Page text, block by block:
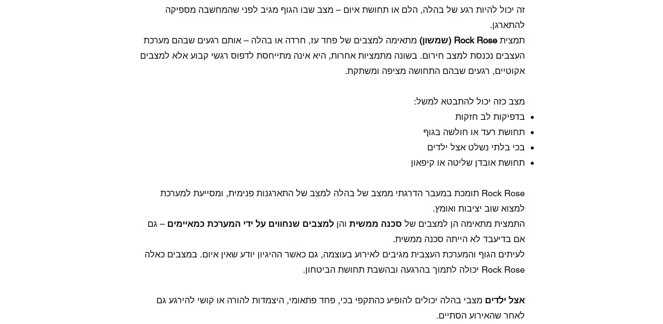
זה יכול להיות רגע של בהלה, הלם או תחושת איום – מצב שבו הגוף מגיב לפני שהמחשבה מספיקה
להתארגן.
תמצית Rock Rose (שמשון)
מתאימה למצבים של פחד עז, חרדה או בהלה – אותם רגעים שבהם מערכת
העצבים נכנסת למצב חירום. בשונה מתמציות אחרות, היא אינה מתייחסת לדפוס רגשי קבוע אלא למצבים
אקוטיים, רגעים שבהם התחושה מציפה ומשתקת.
מצב כזה יכול להתבטא למשל:
בדפיקות לב חזקות
תחושת רעד או חולשה בגוף
בכי בלתי נשלט אצל ילדים
תחושת אובדן שליטה או קיפאון
Rock Rose תומכת במעבר הדרגתי ממצב של בהלה למצב של התארגנות פנימית, ומסייעת למערכת
למצוא שוב יציבות ואומץ.
התמצית מתאימה הן למצבים של סכנה ממשית והן למצבים שנחווים על ידי המערכת כמאיימים – גם
אם בדיעבד לא הייתה סכנה ממשית.
לעיתים הגוף והמערכת העצבית מגיבים לאירוע בעוצמה, גם כאשר ההיגיון יודע שאין איום. במצבים כאלה
Rock Rose יכולה לתמוך בהרגעה ובהשבת תחושת הביטחון.
אצל ילדים מצבי בהלה יכולים להופיע כהתקפי בכי, פחד פתאומי, היצמדות להורה או קושי להירגע גם
לאחר שהאירוע הסתיים.